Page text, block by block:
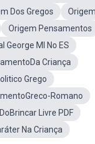
Dos Gregos
Origem Pensamentos
George MI No ES
Criança
Grego
Romano
Livre PDF
Na Criança